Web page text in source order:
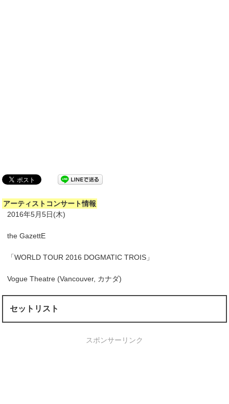
アーティストコンサート情報
2016年5月5日(木)
the GazettE
「WORLD TOUR 2016 DOGMATIC TROIS」
Vogue Theatre (Vancouver, カナダ)
セットリスト
スポンサーリンク